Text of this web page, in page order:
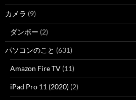
カメラ (9)
ダンボー (2)
パソコンのこと (631)
Amazon Fire TV (11)
iPad Pro 11 (2020) (2)